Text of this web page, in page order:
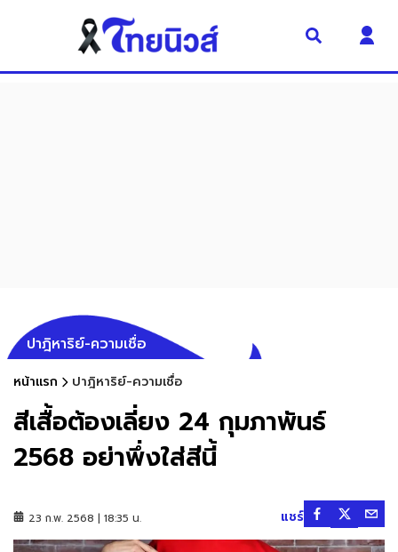
ปาฎิหาริย์-ความเชื่อ
หน้าแรก ปาฎิหาริย์-ความเชื่อ
สีเสื้อต้องเลี่ยง 24 กุมภาพันธ์
2568 อย่าพึ่งใส่สีนี้
23 ก.พ. 2568 | 18:35 น. แชร์